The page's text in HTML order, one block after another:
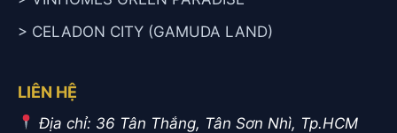
> CELADON CITY (GAMUDA LAND)
LIÊN HỆ
Địa chỉ: 36 Tân Thắng, Tân Sơn Nhì, Tp.HCM